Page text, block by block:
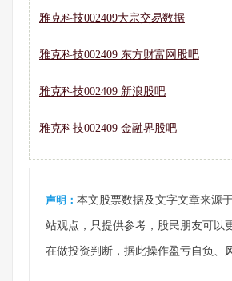
雅克科技002409大宗交易数据
雅克科技002409 东方财富网股吧
雅克科技002409 新浪股吧
雅克科技002409 金融界股吧
声明： 本文股票数据及文字文章来源
站观点，只提供参考，股民朋友可以
在做投资判断，据此操作盈亏自负、